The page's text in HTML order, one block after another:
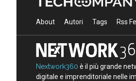
About Autori Tags Rss
Nextwork360 è il più grande
digitale e imprenditoriale nelle